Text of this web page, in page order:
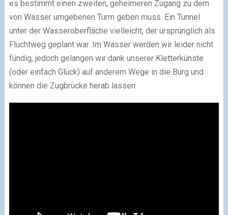
es bestimmt einen zweiten, geheimeren Zugang zu dem
von Wasser umgebenen Turm geben muss. Ein Tunnel
unter der Wasseroberfläche vielleicht, der ursprünglich als
Fluchtweg geplant war. Im Wasser werden wir leider nicht
fündig, jedoch gelangen wir dank unserer Kletterkünste
(oder einfach Glück) auf anderem Wege in die Burg und
können die Zugbrücke herab lassen.